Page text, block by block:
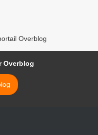
Overblog
Overblog